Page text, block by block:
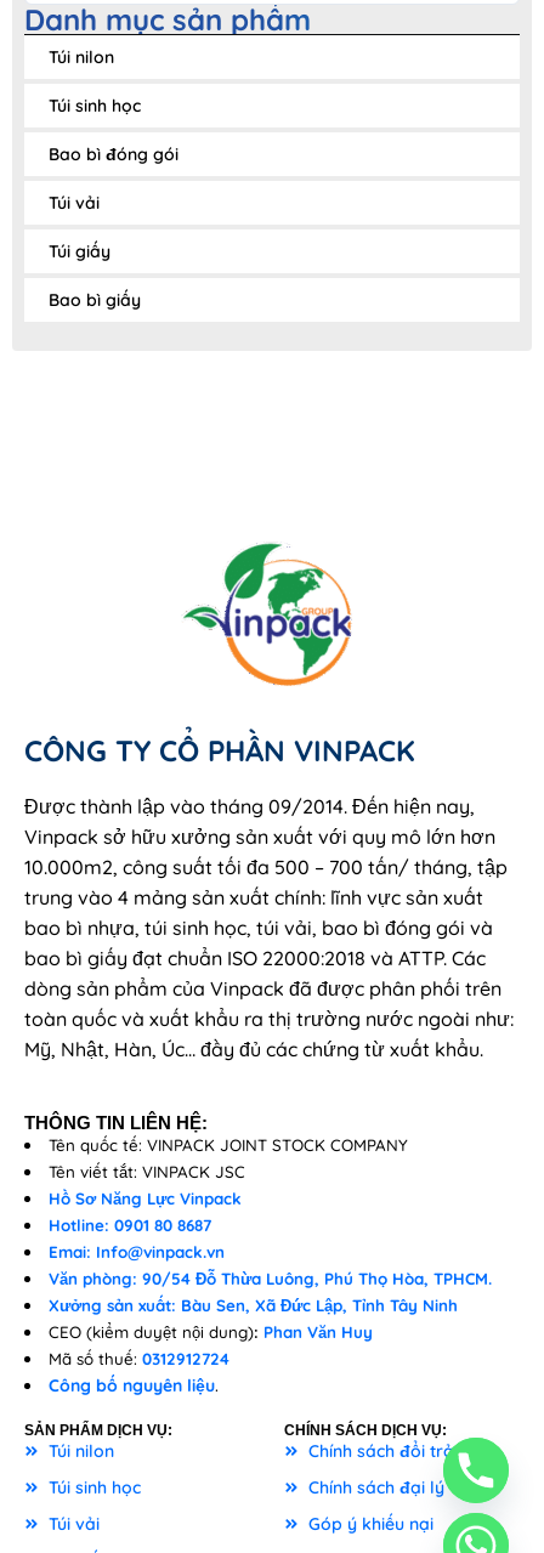
Danh mục sản phẩm
Túi nilon
Túi sinh học
Bao bì đóng gói
Túi vải
Túi giấy
Bao bì giấy
CÔNG TY CỔ PHẦN VINPACK
Được thành lập vào tháng 09/2014. Đến hiện nay,
Vinpack sở hữu xưởng sản xuất với quy mô lớn hơn
10.000m2, công suất tối đa 500 – 700 tấn/ tháng, tập
trung vào 4 mảng sản xuất chính: lĩnh vực sản xuất
bao bì nhựa, túi sinh học, túi vải, bao bì đóng gói và
bao bì giấy đạt chuẩn ISO 22000:2018 và ATTP. Các
dòng sản phẩm của Vinpack đã được phân phối trên
toàn quốc và xuất khẩu ra thị trường nước ngoài như:
Mỹ, Nhật, Hàn, Úc… đầy đủ các chứng từ xuất khẩu.
THÔNG TIN LIÊN HỆ:
Tên quốc tế: VINPACK JOINT STOCK COMPANY
Tên viết tắt: VINPACK JSC
Hồ Sơ Năng Lực Vinpack
Hotline: 0901 80 8687
Emai: Info@vinpack.vn
Văn phòng: 90/54 Đỗ Thừa Luông, Phú Thọ Hòa, TPHCM.
Xưởng sản xuất: Bàu Sen, Xã Đức Lập, Tỉnh Tây Ninh
CEO (kiểm duyệt nội dung): Phan Văn Huy
Mã số thuế: 0312912724
Công bố nguyên liệu.
SẢN PHẨM DỊCH VỤ:
Túi nilon
Túi sinh học
Túi vải
CHÍNH SÁCH DỊCH VỤ:
Chính sách đổi trả
Chính sách đại lý
Góp ý khiếu nại